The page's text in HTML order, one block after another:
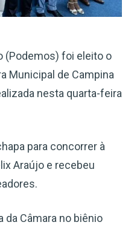
(Podemos) foi eleito o
Municipal de Campina
nesta quarta-feira
para concorrer à
Araújo e recebeu
da Câmara no biênio